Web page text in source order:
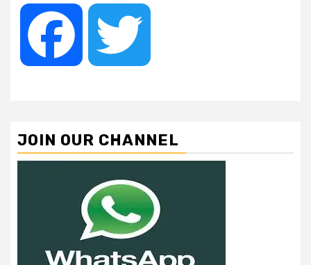
Facebook
JOIN OUR CHANNEL